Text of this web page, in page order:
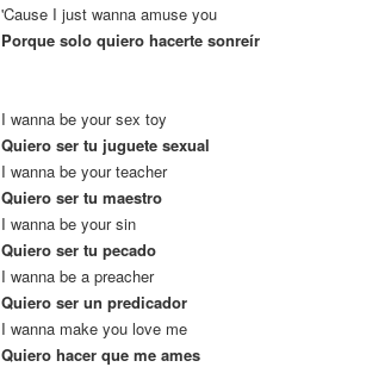
'Cause I just wanna amuse you
Porque solo quiero hacerte sonreír
I wanna be your sеx toy
Quiero ser tu juguete sexual
I wanna be your teacher
Quiero ser tu maestro
I wanna be your sin
Quiero ser tu pecado
I wanna be a preacher
Quiero ser un predicador
I wanna make you love me
Quiero hacer que me ames